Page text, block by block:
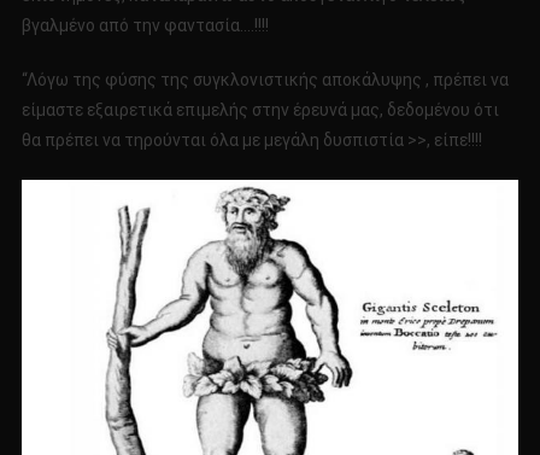
βγαλμένο από την φαντασία….!!!!
“Λόγω της φύσης της συγκλονιστικής αποκάλυψης , πρέπει να
είμαστε εξαιρετικά επιμελής στην έρευνά μας, δεδομένου ότι
θα πρέπει να τηρούνται όλα με μεγάλη δυσπιστία >>, είπε!!!!